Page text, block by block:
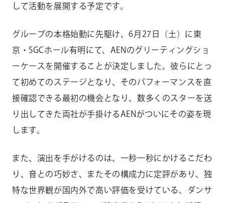
して活動を展開する予定です。
グループの本格始動に先駆け、6月27日（土）に東
京・SGCホール有明にて、AENのグリーティングショ
ーケースを開催することが決定しました。彼らにとっ
て初めてのステージとなり、そのパフォーマンスを直
接確認できる最初の機会となり、数多くのスターを送
り出してきた両社が手掛けるAENがついにその姿を現
します。
また、演出を手がけるのは、一秒一秒にかけるこだわ
り、音との巧妙さ、またその構成力に定評があり、独
特な世界観が国内外で高い評価を受けている、ダンサ